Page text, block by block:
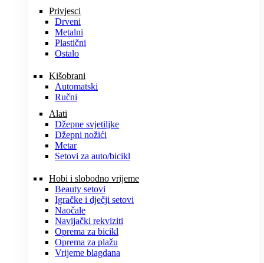
Privjesci
Drveni
Metalni
Plastični
Ostalo
Kišobrani
Automatski
Ručni
Alati
Džepne svjetiljke
Džepni nožići
Metar
Setovi za auto/bicikl
Hobi i slobodno vrijeme
Beauty setovi
Igračke i dječji setovi
Naočale
Navijački rekviziti
Oprema za bicikl
Oprema za plažu
Vrijeme blagdana